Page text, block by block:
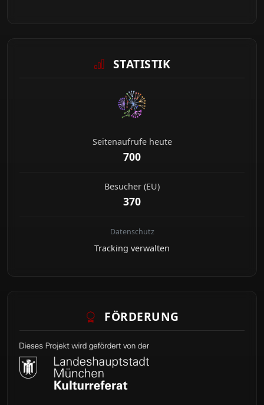
STATISTIK
Seitenaufrufe heute
700
Besucher (EU)
370
Datenschutz
Tracking verwalten
FÖRDERUNG